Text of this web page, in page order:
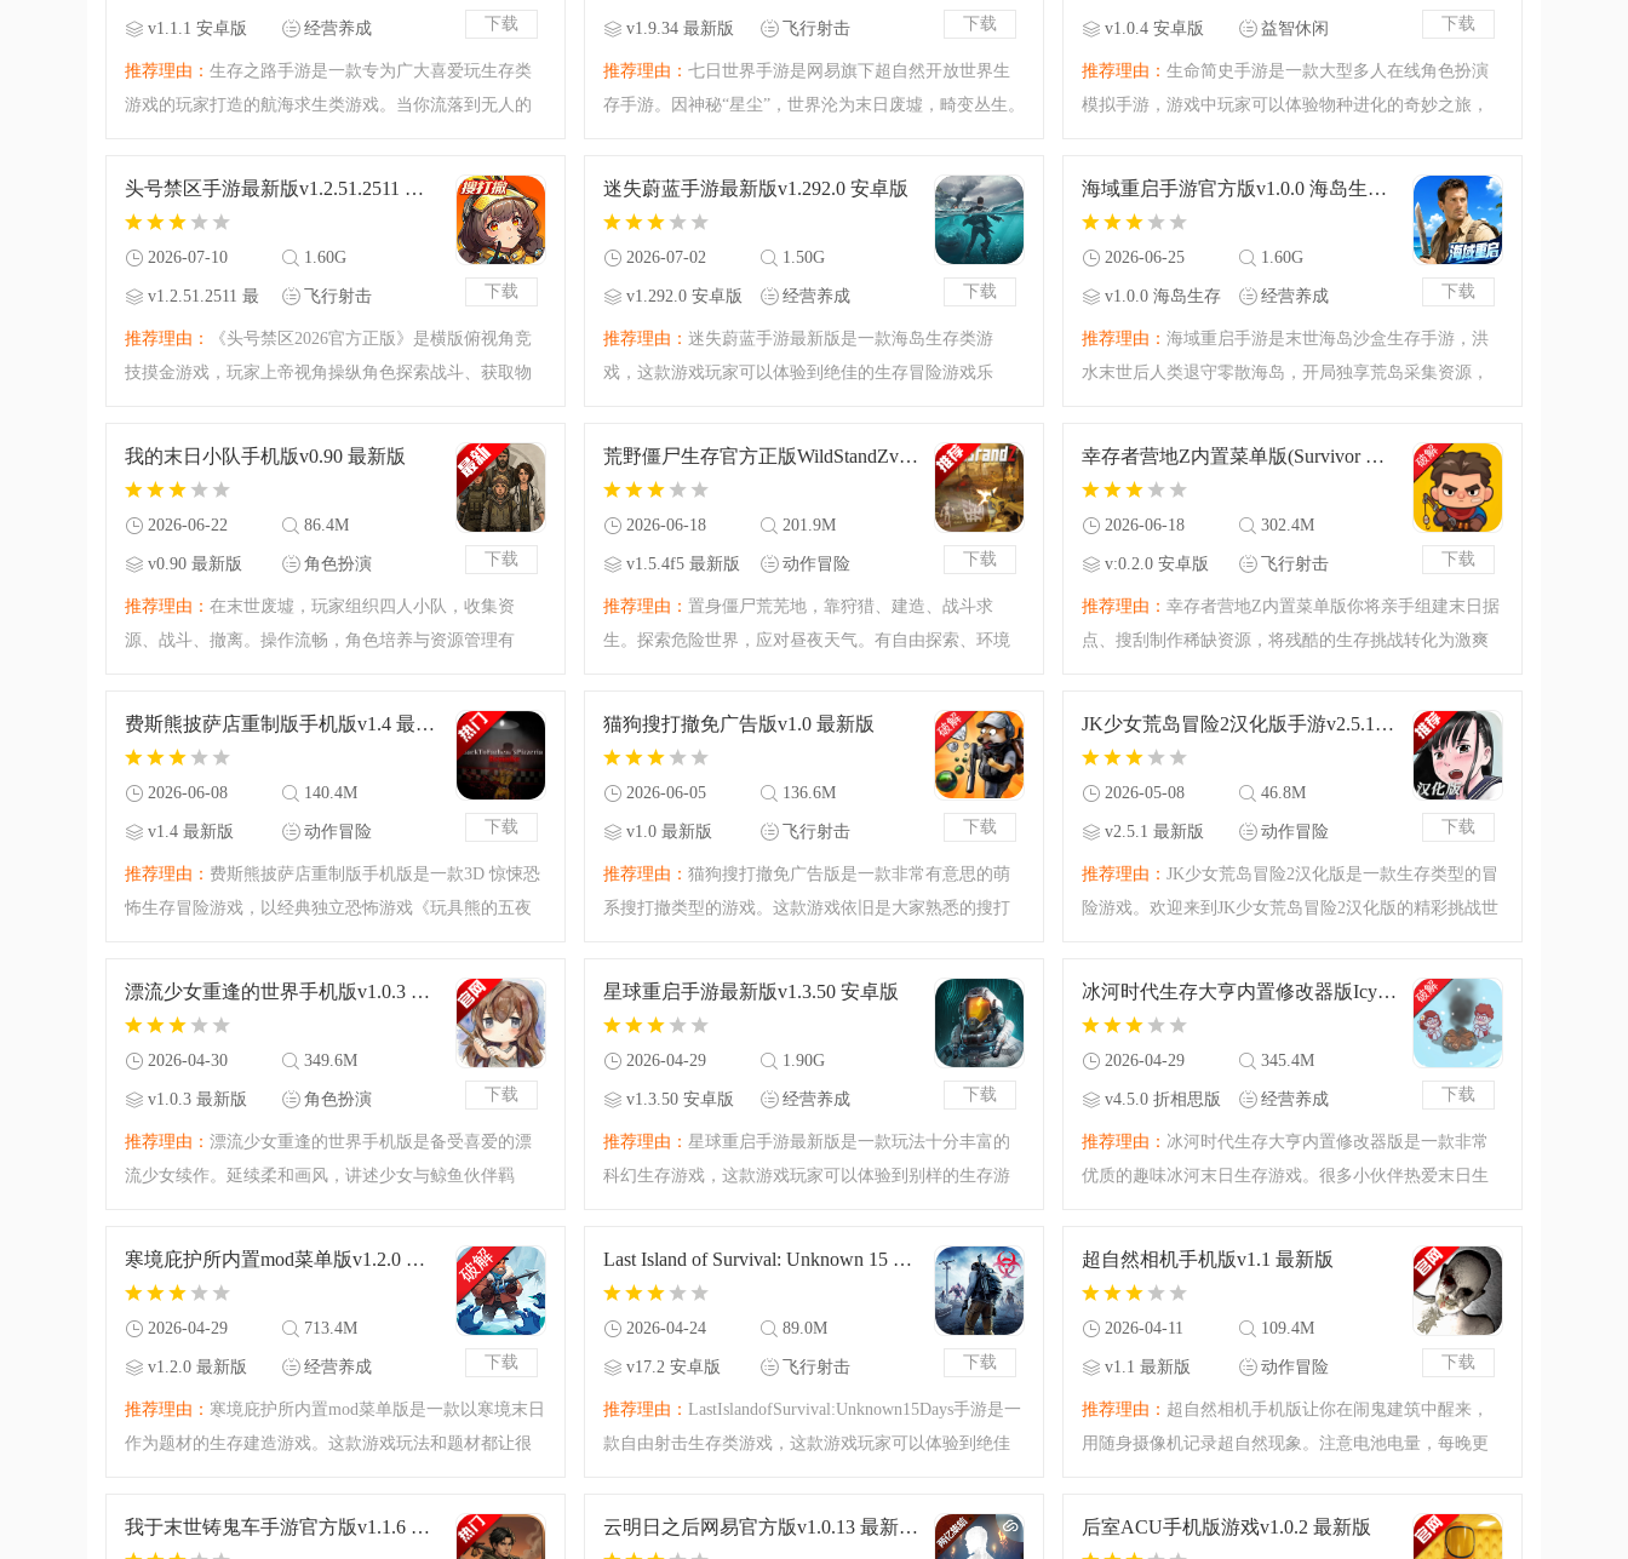
下载
v1.1.1 安卓版 经营养成
推荐理由： 生存之路手游是一款专为广大喜爱玩生存类
游戏的玩家打造的航海求生类游戏。当你流落到无人的
大海前进，还是独自在荒岛里求生，等待那渺茫的获救
下载
v1.9.34 最新版 飞行射击
推荐理由： 七日世界手游是网易旗下超自然开放世界生
存手游。因神秘“星尘”，世界沦为末日废墟，畸变丛生。
斗。能高自由度配装，搭建个性领地。还有多样剧本，
下载
v1.0.4 安卓版 益智休闲
推荐理由： 生命简史手游是一款大型多人在线角色扮演
模拟手游，游戏中玩家可以体验物种进化的奇妙之旅，
命简史手游介绍生命简史游戏是一款很不错的模拟生存
下载
头号禁区手游最新版v1.2.51.2511 最新版
2026-07-10 1.60G
v1.2.51.2511 最
飞行射击
推荐理由：
《头号禁区2026官方正版》是横版俯视角竞
技摸金游戏，玩家上帝视角操纵角色探索战斗、获取物
日上午11点安卓端不计费限号删档测试，玩法独特，社
下载
迷失蔚蓝手游最新版v1.292.0 安卓版
2026-07-02 1.50G
v1.292.0 安卓版 经营养成
推荐理由： 迷失蔚蓝手游最新版是一款海岛生存类游
戏，这款游戏玩家可以体验到绝佳的生存冒险游戏乐
掌上冒险游戏的首选，真实的感受到荒岛求生的乐趣，
下载
海域重启手游官方版v1.0.0 海岛生存手游
2026-06-25 1.60G
v1.0.0 海岛生存
经营养成
推荐理由： 海域重启手游是末世海岛沙盒生存手游，洪
水末世后人类退守零散海岛，开局独享荒岛采集资源，
遗迹寻宝，支持海陆空多载具出行，含组队BOSS、跨岛
下载
我的末日小队手机版v0.90 最新版
2026-06-22 86.4M
v0.90 最新版 角色扮演
推荐理由： 在末世废墟，玩家组织四人小队，收集资
源、战斗、撤离。操作流畅，角色培养与资源管理有
资源管理贯穿全局。有兴趣的小伙伴可以来腾飞网下载
下载
荒野僵尸生存官方正版WildStandZv1.5.4f5 最新版
2026-06-18 201.9M
v1.5.4f5 最新版 动作冒险
推荐理由： 置身僵尸荒芜地，靠狩猎、建造、战斗求
生。探索危险世界，应对昼夜天气。有自由探索、环境
末日背景的生存游戏，下载荒野僵尸生存官方正版开始
下载
幸存者营地Z内置菜单版(Survivor Camp Z Idle Tycoon)v:0.2.0 安卓版
2026-06-18 302.4M
v:0.2.0 安卓版 飞行射击
推荐理由： 幸存者营地Z内置菜单版你将亲手组建末日据
点、搜刮制作稀缺资源，将残酷的生存挑战转化为激爽
与NPC幸存者展开跨区域贸易，逐步将一个残破的小营
下载
费斯熊披萨店重制版手机版v1.4 最新版
2026-06-08 140.4M
v1.4 最新版 动作冒险
推荐理由： 费斯熊披萨店重制版手机版是一款3D 惊悚恐
怖生存冒险游戏，以经典独立恐怖游戏《玩具熊的五夜
时，在画面、音效、机制和剧情深度上进行了全面升
下载
猫狗搜打撤免广告版v1.0 最新版
2026-06-05 136.6M
v1.0 最新版 飞行射击
推荐理由： 猫狗搜打撤免广告版是一款非常有意思的萌
系搜打撤类型的游戏。这款游戏依旧是大家熟悉的搜打
的，控制它们去获取枪械战斗吧，搜刮物资然后想办法
下载
JK少女荒岛冒险2汉化版手游v2.5.1 最新版
2026-05-08 46.8M
v2.5.1 最新版 动作冒险
推荐理由： JK少女荒岛冒险2汉化版是一款生存类型的冒
险游戏。欢迎来到JK少女荒岛冒险2汉化版的精彩挑战世
个飞机失事少女的荒岛生存挑战，注意一下健康、疲
下载
漂流少女重逢的世界手机版v1.0.3 最新版
2026-04-30 349.6M
v1.0.3 最新版 角色扮演
推荐理由： 漂流少女重逢的世界手机版是备受喜爱的漂
流少女续作。延续柔和画风，讲述少女与鲸鱼伙伴羁
反馈，还能免安装秒玩，提升游戏乐趣。2代的内容等你
下载
星球重启手游最新版v1.3.50 安卓版
2026-04-29 1.90G
v1.3.50 安卓版 经营养成
推荐理由： 星球重启手游最新版是一款玩法十分丰富的
科幻生存游戏，这款游戏玩家可以体验到别样的生存游
体》作者刘慈欣颁奖认证，是您掌上科幻生存游戏的首
下载
冰河时代生存大亨内置修改器版Icy Villagev4.5.0 折相思版
2026-04-29 345.4M
v4.5.0 折相思版 经营养成
推荐理由： 冰河时代生存大亨内置修改器版是一款非常
优质的趣味冰河末日生存游戏。很多小伙伴热爱末日生
是很不错的选择，内置了作弊菜单的特殊版本，里面有
下载
寒境庇护所内置mod菜单版v1.2.0 最新版
2026-04-29 713.4M
v1.2.0 最新版 经营养成
推荐理由： 寒境庇护所内置mod菜单版是一款以寒境末日
作为题材的生存建造游戏。这款游戏玩法和题材都让很
内置了作弊菜单，能够为你修改各种资源内容，有兴趣
下载
Last Island of Survival: Unknown 15 Days手游最新版v17.2 安卓版
2026-04-24 89.0M
v17.2 安卓版 飞行射击
推荐理由： LastIslandofSurvival:Unknown15Days手游是一
款自由射击生存类游戏，这款游戏玩家可以体验到绝佳
受到最为沙盒的射击生存游戏乐趣，还在等什么，快来
下载
超自然相机手机版v1.1 最新版
2026-04-11 109.4M
v1.1 最新版 动作冒险
推荐理由： 超自然相机手机版让你在闹鬼建筑中醒来，
用随身摄像机记录超自然现象。注意电池电量，每晚更
含广告，也能优惠去广告，还有独特寻物录像等玩法。
我于末世铸鬼车手游官方版v1.1.6 最新版 云明日之后网易官方版v1.0.13 最新版本 后室ACU手机版游戏v1.0.2 最新版